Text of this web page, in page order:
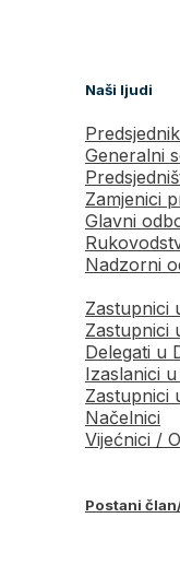
Naši ljudi
Predsjednik
Generalni
Zamjenici
Glavni
Nadzorni
Zastupnici
Zastupnici
Delegati u
Izaslanici
Zastupnici
Načelnici
Vijećnici /
Postani